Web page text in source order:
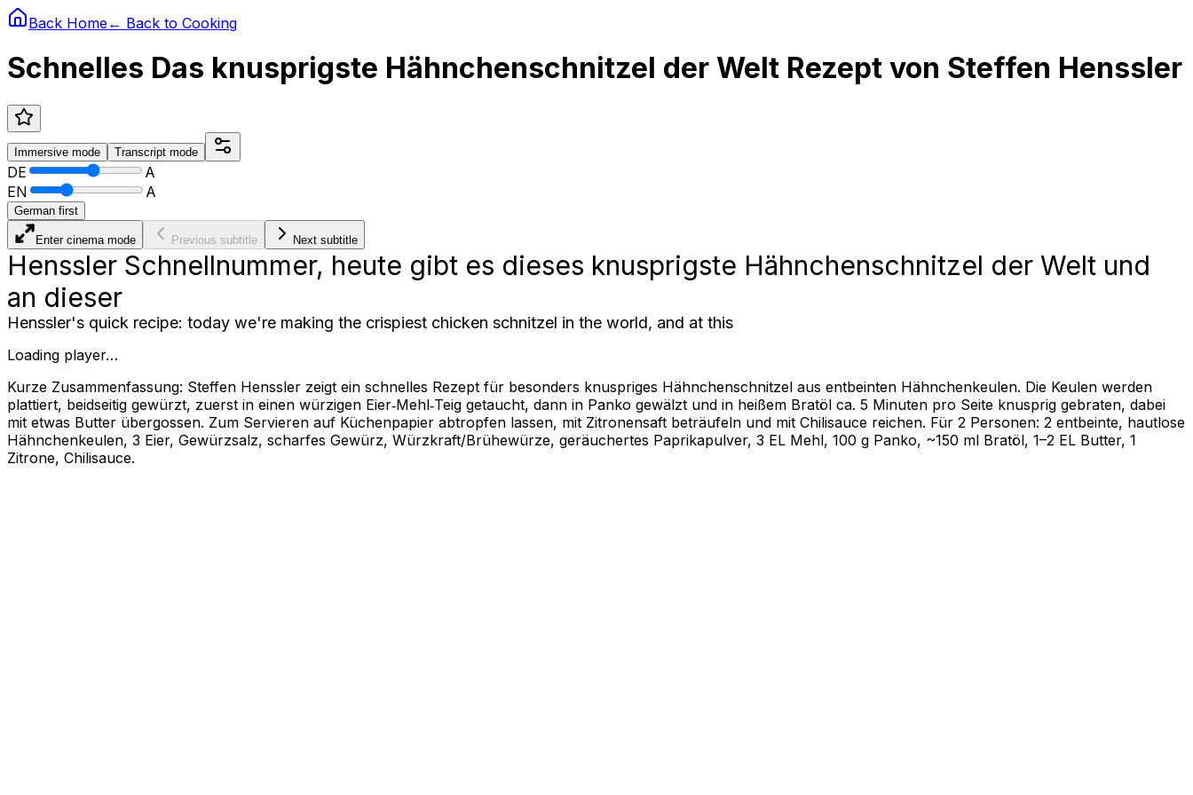
Back Home← Back to Cooking
Schnelles Das knusprigste Hähnchenschnitzel der Welt Rezept von Steffen Henssler
Immersive mode Transcript mode
DE
A
EN
A
German first
Enter cinema mode Previous subtitle Next subtitle
Henssler Schnellnummer, heute gibt es dieses knusprigste Hähnchenschnitzel der Welt und
an dieser
Henssler's quick recipe: today we're making the crispiest chicken schnitzel in the world, and at this
Loading player…
Kurze Zusammenfassung: Steffen Henssler zeigt ein schnelles Rezept für besonders knuspriges Hähnchenschnitzel aus entbeinten Hähnchenkeulen. Die Keulen werden
plattiert, beidseitig gewürzt, zuerst in einen würzigen Eier‑Mehl‑Teig getaucht, dann in Panko gewälzt und in heißem Bratöl ca. 5 Minuten pro Seite knusprig gebraten, dabei
mit etwas Butter übergossen. Zum Servieren auf Küchenpapier abtropfen lassen, mit Zitronensaft beträufeln und mit Chilisauce reichen. Für 2 Personen: 2 entbeinte, hautlose
Hähnchenkeulen, 3 Eier, Gewürzsalz, scharfes Gewürz, Würzkraft/Brühewürze, geräuchertes Paprikapulver, 3 EL Mehl, 100 g Panko, ~150 ml Bratöl, 1–2 EL Butter, 1
Zitrone, Chilisauce.